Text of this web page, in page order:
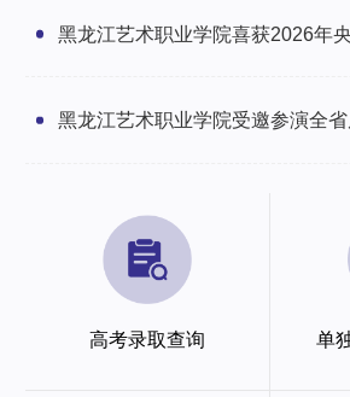
黑龙江艺术职业学院喜获2026年
场感谢信
黑龙江艺术职业学院受邀参演全
高考录取查询 单